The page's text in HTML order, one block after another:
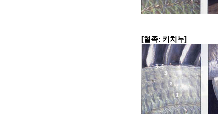
[혈족: 키치누]